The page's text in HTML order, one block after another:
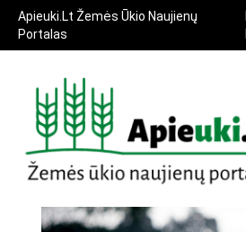
Apieuki.Lt Žemės Ūkio Naujienų
Portalas